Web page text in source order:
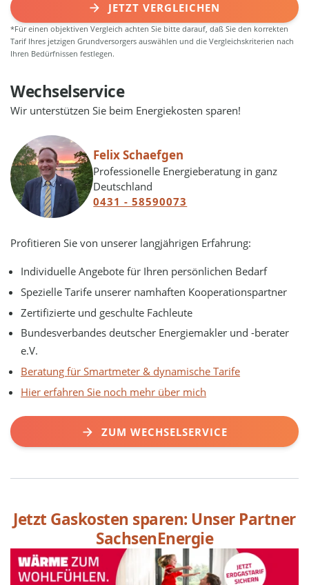
JETZT VERGLEICHEN
*Für einen objektiven Vergleich achten Sie bitte darauf, daß Sie den korrekten
Tarif Ihres jetzigen Grundversorgers auswählen und die Vergleichskriterien nach
Ihren Bedürfnissen festlegen.
Wechselservice
Wir unterstützen Sie beim Energiekosten sparen!
Felix Schaefgen
Professionelle Energieberatung in ganz
Deutschland
0431 - 58590073
Profitieren Sie von unserer langjährigen Erfahrung:
Individuelle Angebote für Ihren persönlichen Bedarf
Spezielle Tarife unserer namhaften Kooperationspartner
Zertifizierte und geschulte Fachleute
Bundesverbandes deutscher Energiemakler und -berater
e.V.
Beratung für Smartmeter & dynamische Tarife
Hier erfahren Sie noch mehr über mich
ZUM WECHSELSERVICE
Jetzt Gaskosten sparen: Unser Partner
SachsenEnergie